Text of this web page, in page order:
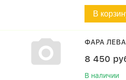
В
ФАРА
8 450
В наличии